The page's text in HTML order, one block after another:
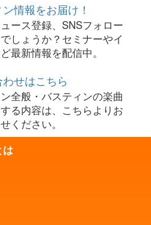
情報をお届け！
ース登録、SNSフォロー
しょうか？セミナーやイ
最新情報を配信中。
せはこちら
全般・バスティンの楽曲
る内容は、こちらよりお
ください。
は